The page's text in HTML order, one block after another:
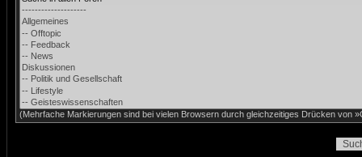
(Mehrfache Markierungen sind bei vielen Browsern durch gleichzeitiges Drücken von